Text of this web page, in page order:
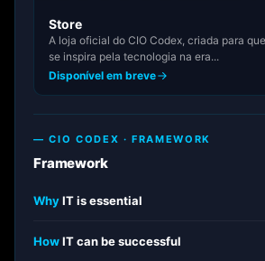
Store
A loja oficial do CIO Codex, criada para
se inspira pela tecnologia na era...
Disponível em breve
— CIO CODEX · FRAMEWORK
Framework
WhyIT is essential
HowIT can be successful